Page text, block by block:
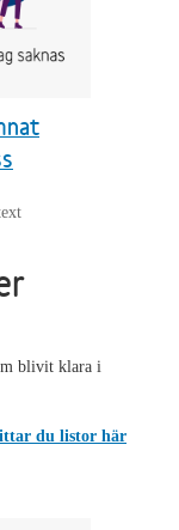
blivit klara i
du listor här